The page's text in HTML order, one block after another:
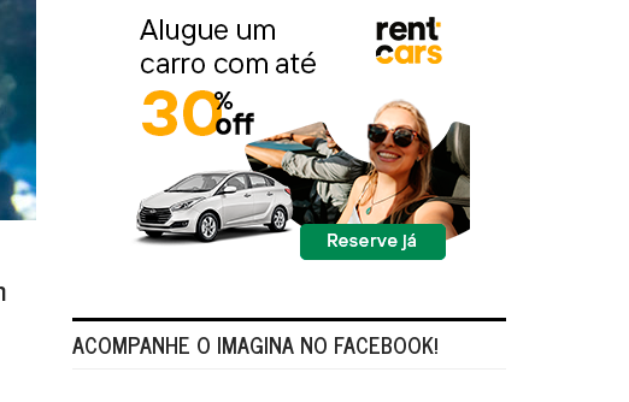
ACOMPANHE O IMAGINA NO FACEBOOK!